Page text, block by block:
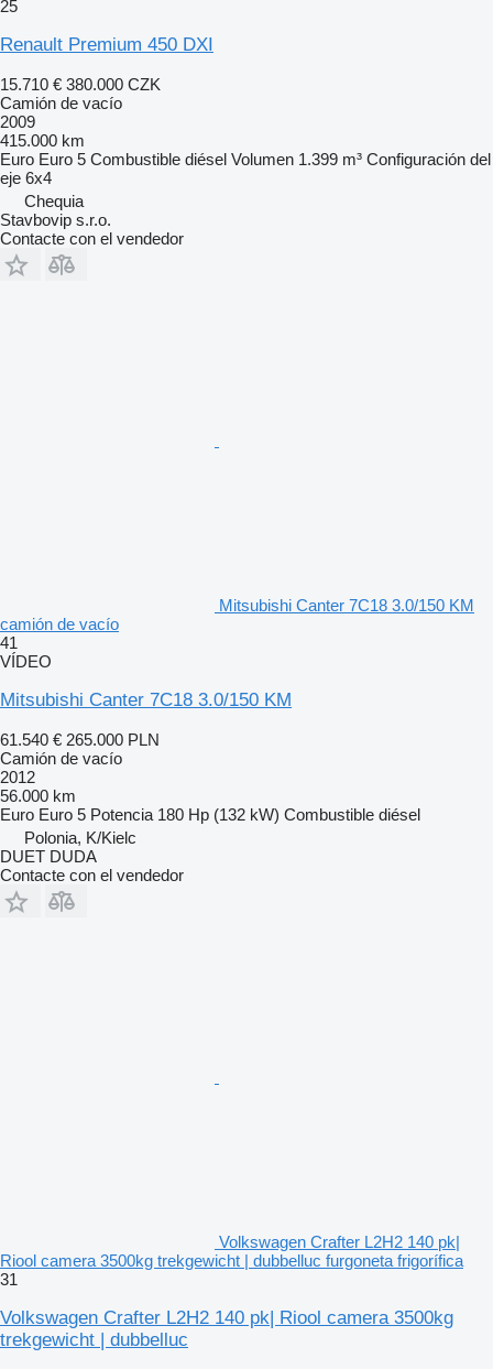
25
Renault Premium 450 DXI
15.710 € 380.000 CZK
Camión de vacío
2009
415.000 km
Euro Euro 5 Combustible diésel Volumen 1.399 m³ Configuración del
eje 6x4
Chequia
Stavbovip s.r.o.
Contacte con el vendedor
Mitsubishi Canter 7C18 3.0/150 KM
camión de vacío
41
VÍDEO
Mitsubishi Canter 7C18 3.0/150 KM
61.540 € 265.000 PLN
Camión de vacío
2012
56.000 km
Euro Euro 5 Potencia 180 Hp (132 kW) Combustible diésel
Polonia, K/Kielc
DUET DUDA
Contacte con el vendedor
Volkswagen Crafter L2H2 140 pk|
Riool camera 3500kg trekgewicht | dubbelluc furgoneta frigorífica
31
Volkswagen Crafter L2H2 140 pk| Riool camera 3500kg
trekgewicht | dubbelluc